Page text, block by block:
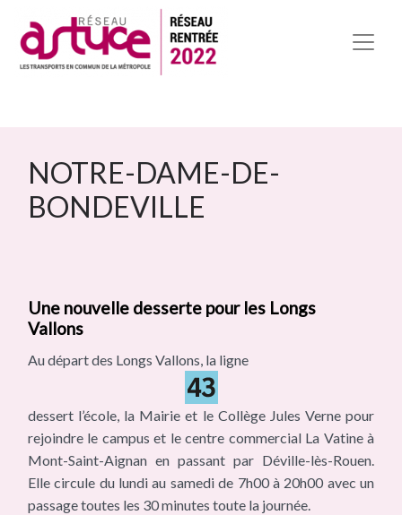
NOTRE-DAME-DE-
BONDEVILLE
Une nouvelle desserte pour les Longs
Vallons
Au départ des Longs Vallons, la ligne
dessert l’école, la Mairie et le Collège Jules Verne pour
rejoindre le campus et le centre commercial La Vatine à
Mont-Saint-Aignan en passant par Déville-lès-Rouen.
Elle circule du lundi au samedi de 7h00 à 20h00 avec un
passage toutes les 30 minutes toute la journée.